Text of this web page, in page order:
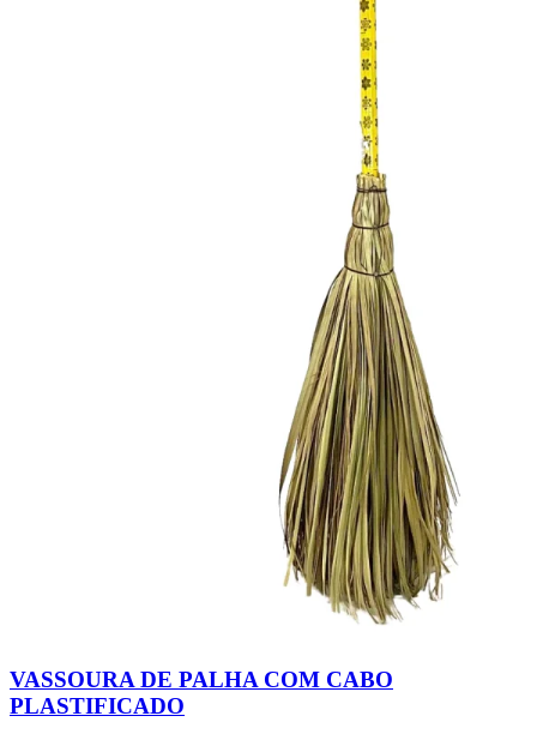
VASSOURA DE PALHA COM CABO
PLASTIFICADO